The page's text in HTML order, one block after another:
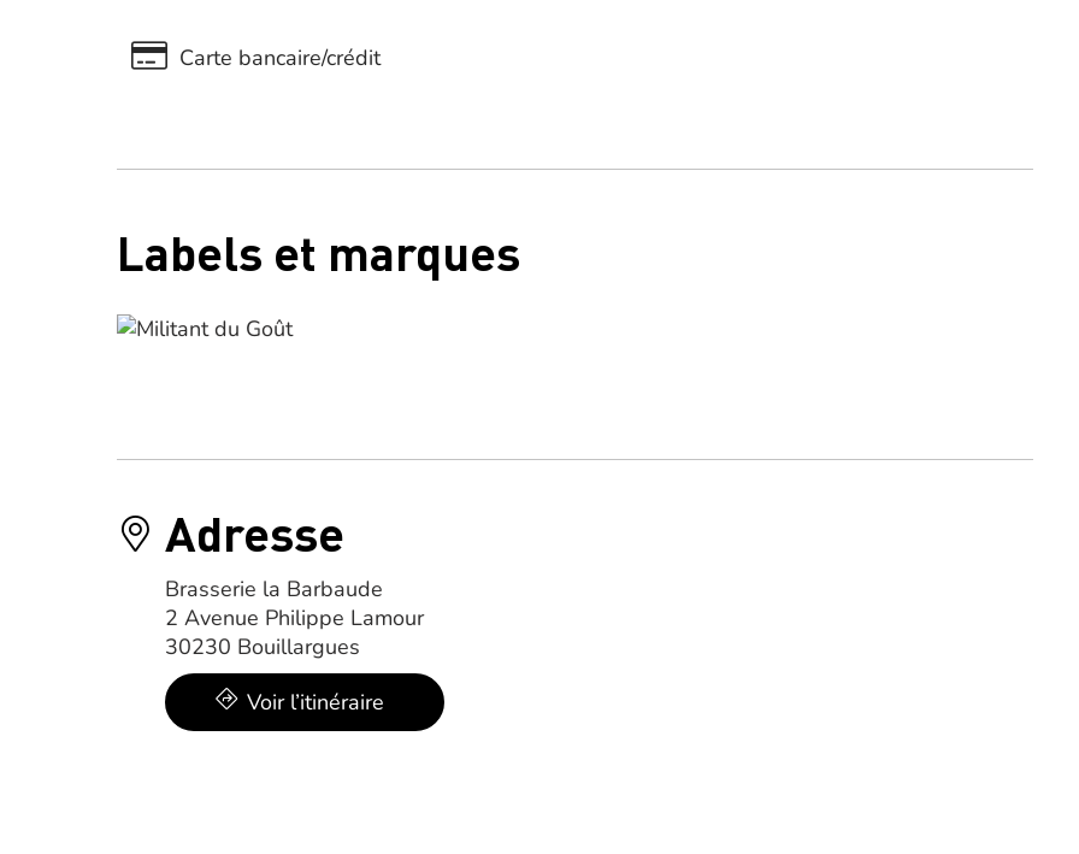
Carte bancaire/crédit
Labels et marques
Adresse
Brasserie la Barbaude
2 Avenue Philippe Lamour
30230 Bouillargues
Voir l’itinéraire